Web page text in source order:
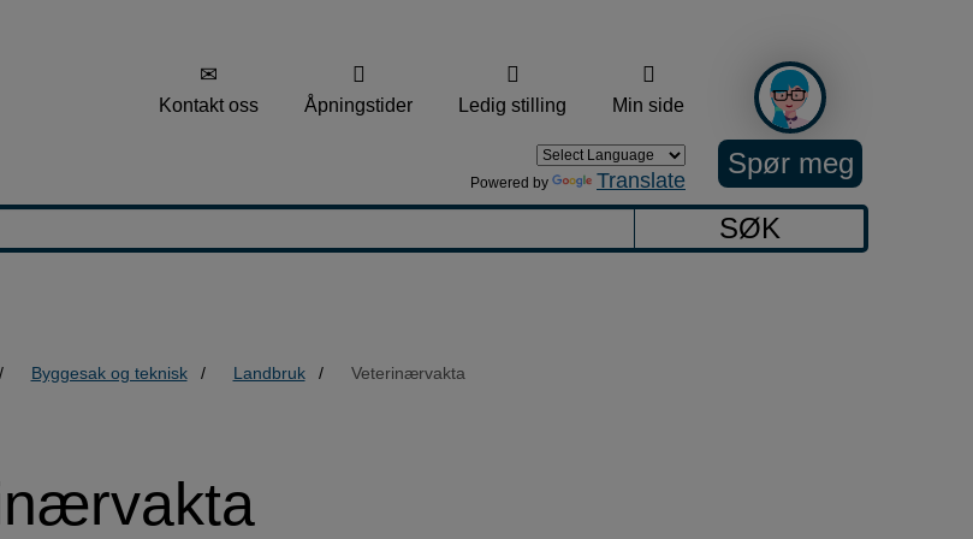
Kontakt oss Åpningstider Ledig stilling Min side
Spør meg
Powered by Translate
SØK
Byggesak og teknisk Landbruk Veterinærvakta